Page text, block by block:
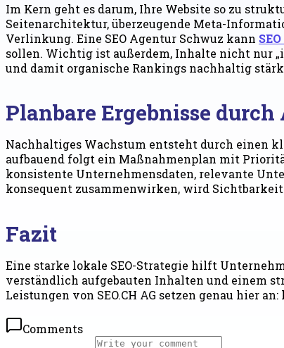
Im Kern geht es darum, Ihre Website so zu
Seitenarchitektur, überzeugende Meta-
Verlinkung. Eine SEO Agentur Schwuz kann
sollen. Wichtig ist außerdem, Inhalte nicht nur
und damit organische Rankings nachhaltig
Planbare Ergebnisse
Nachhaltiges Wachstum entsteht durch einen
aufbauend folgt ein Maßnahmenplan mit
konsistente Unternehmensdaten, relevante
konsequent zusammenwirken, wird Sichtbarkeit
Fazit
Eine starke lokale SEO-Strategie hilft
verständlich aufgebauten Inhalten und einem
Leistungen von SEO.CH AG setzen genau hier
Comments